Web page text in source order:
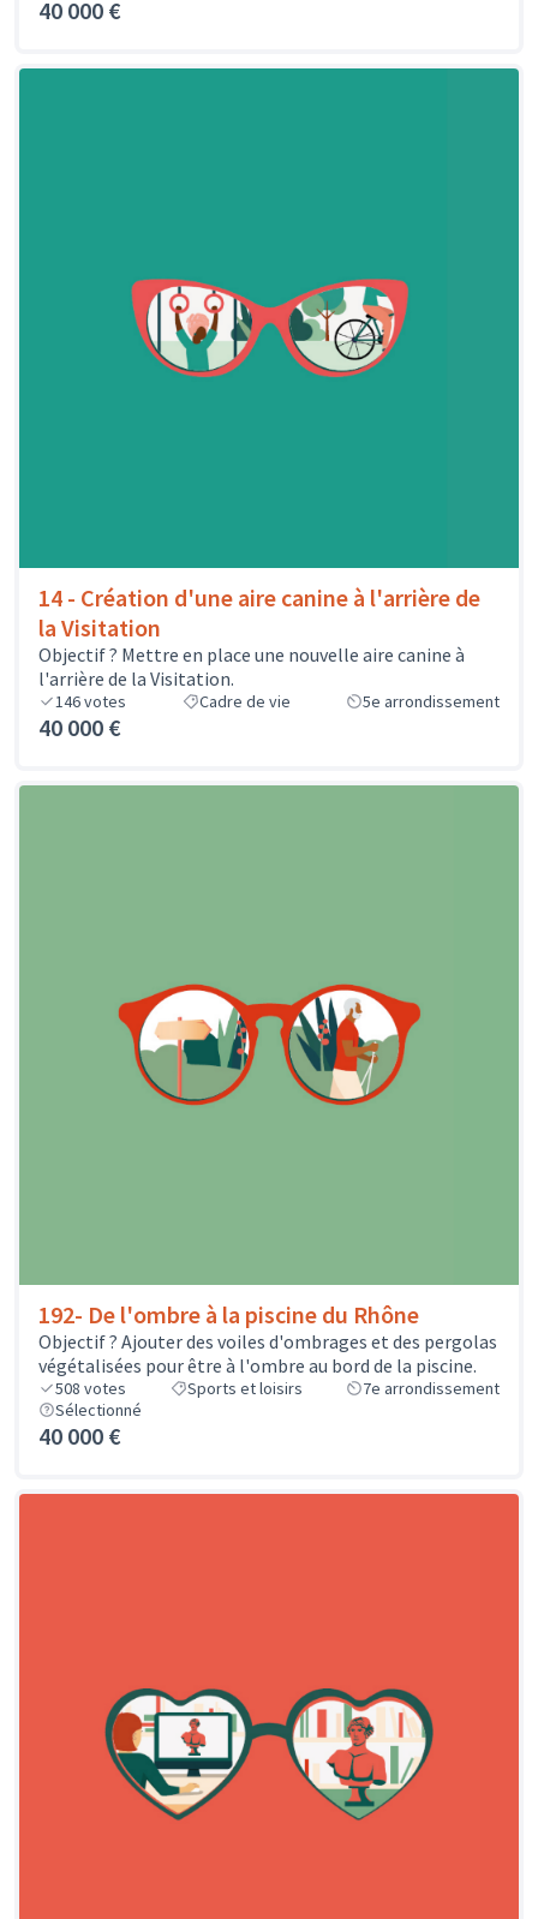
40 000 €
14 - Création d'une aire canine à l'arrière de
la Visitation
Objectif ? Mettre en place une nouvelle aire canine à
l'arrière de la Visitation.
146votes Cadre de vie 5e arrondissement
40 000 €
192- De l'ombre à la piscine du Rhône
Objectif ? Ajouter des voiles d'ombrages et des pergolas
végétalisées pour être à l'ombre au bord de la piscine.
508 votes Sports et loisirs
7e arrondissement
Sélectionné
40 000 €